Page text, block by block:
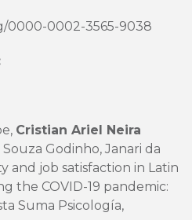
0000-0002-3565-9038
Cristian Ariel Neira
Souza Godinho, Janari da
and job satisfaction in Latin
the COVID-19 pandemic:
Suma Psicología,